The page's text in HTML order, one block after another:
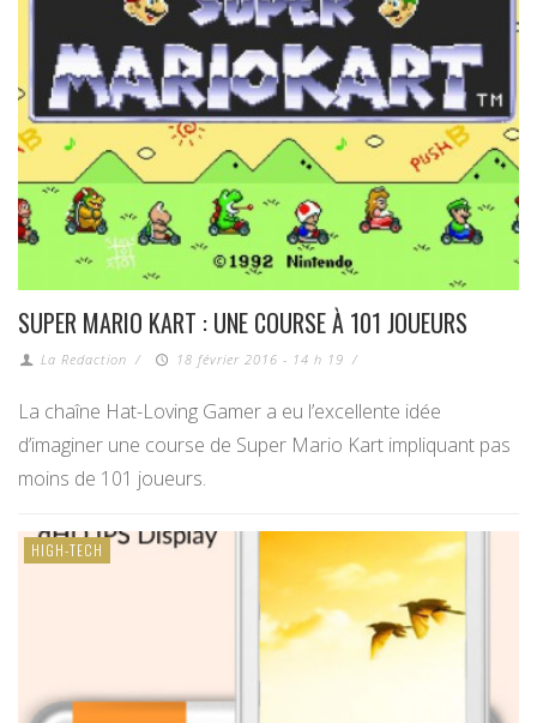
SUPER MARIO KART : UNE COURSE À 101 JOUEURS
La Redaction / 18 février 2016 - 14 h 19 /
La chaîne Hat-Loving Gamer a eu l’excellente idée
d’imaginer une course de Super Mario Kart impliquant pas
moins de 101 joueurs.
HIGH-TECH